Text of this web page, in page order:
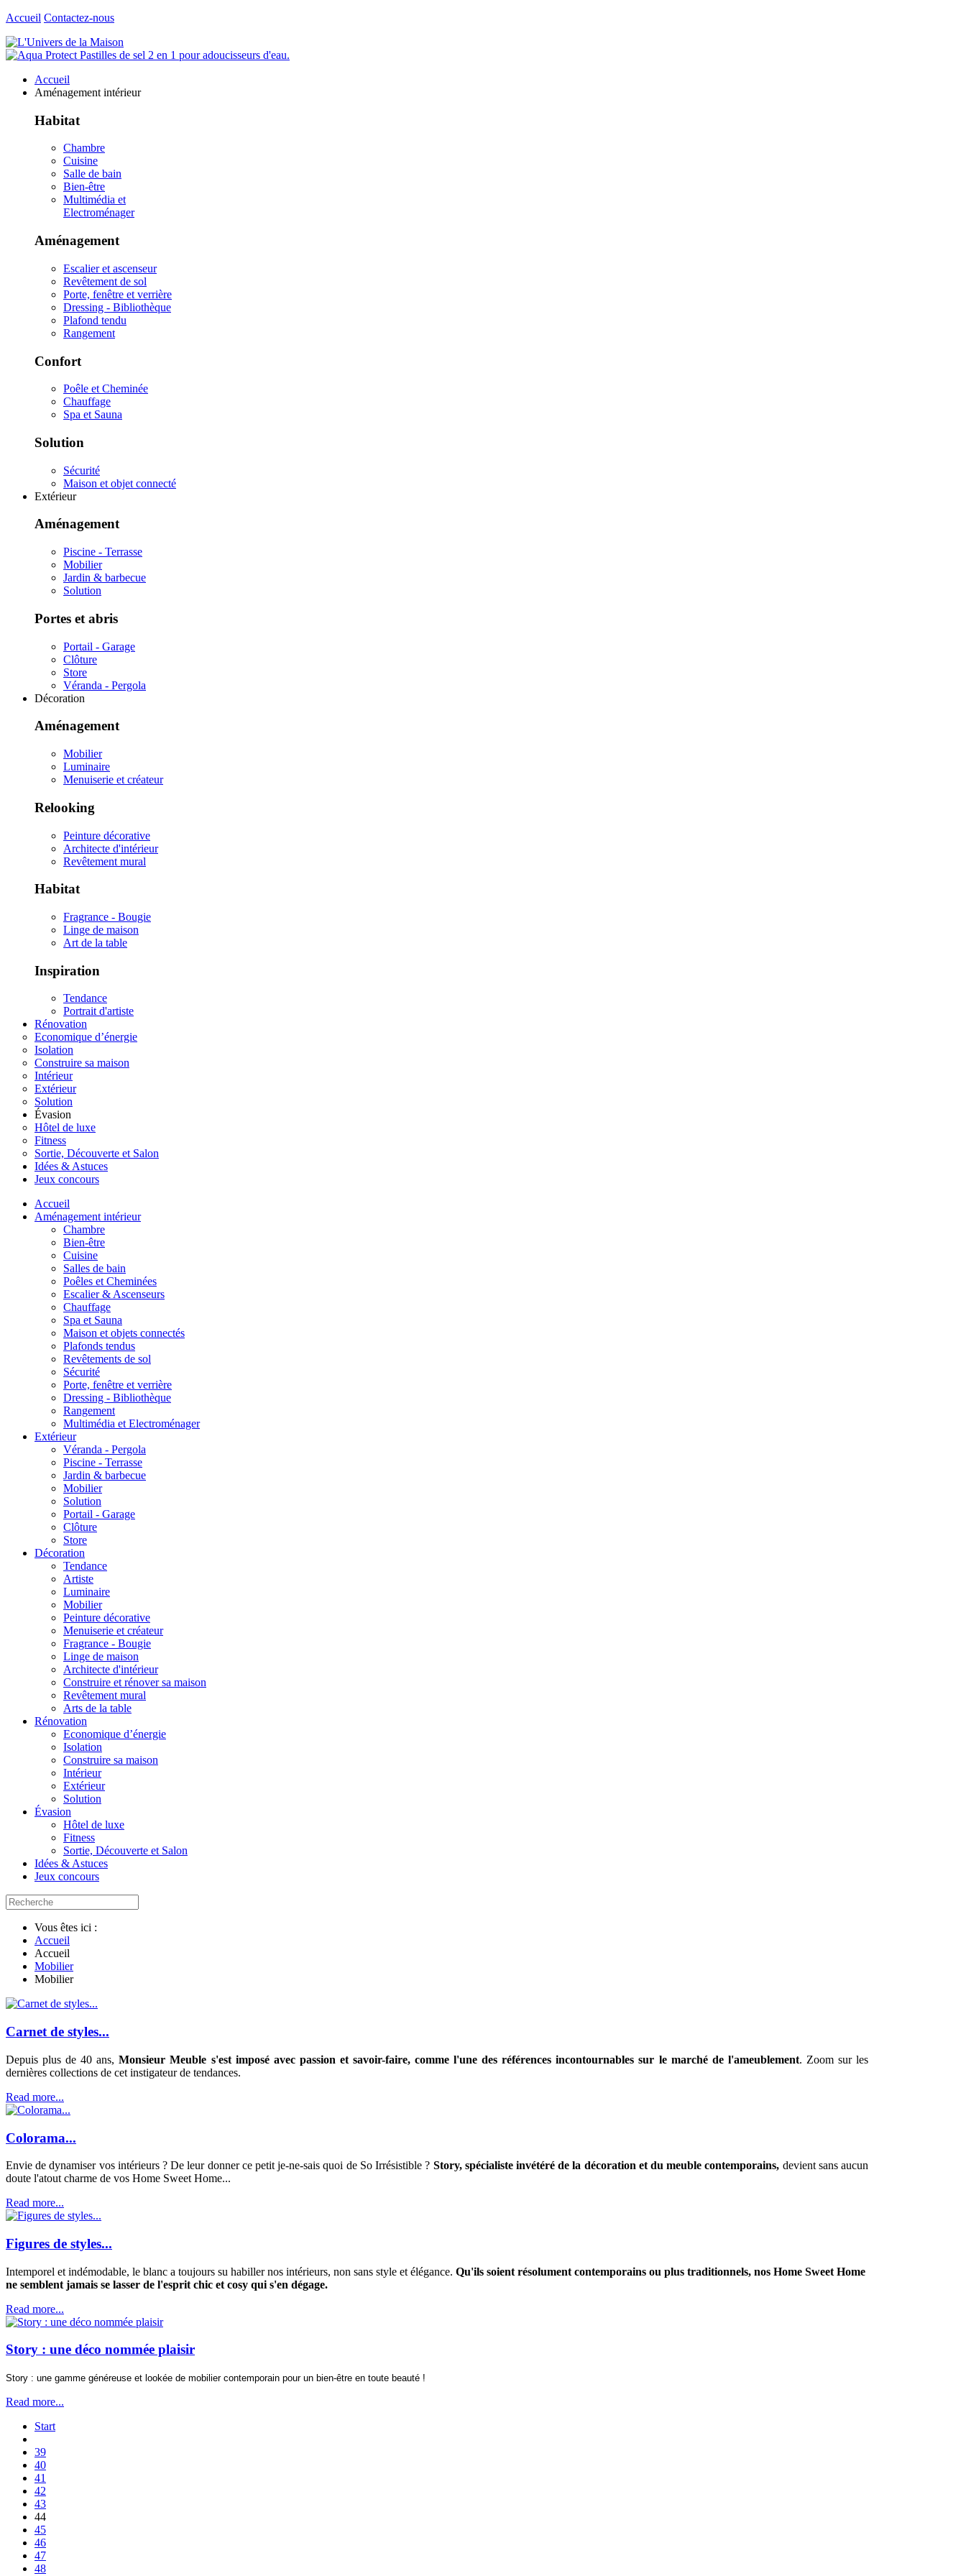
Accueil Contactez-nous
Accueil
Aménagement intérieur
Habitat
Chambre
Cuisine
Salle de bain
Bien-être
Multimédia et
Electroménager
Aménagement
Escalier et ascenseur
Revêtement de sol
Porte, fenêtre et verrière
Dressing - Bibliothèque
Plafond tendu
Rangement
Confort
Poêle et Cheminée
Chauffage
Spa et Sauna
Solution
Sécurité
Maison et objet connecté
Extérieur
Aménagement
Piscine - Terrasse
Mobilier
Jardin & barbecue
Solution
Portes et abris
Portail - Garage
Clôture
Store
Véranda - Pergola
Décoration
Aménagement
Mobilier
Luminaire
Menuiserie et créateur
Relooking
Peinture décorative
Architecte d'intérieur
Revêtement mural
Habitat
Fragrance - Bougie
Linge de maison
Art de la table
Inspiration
Tendance
Portrait d'artiste
Rénovation
Economique d’énergie
Isolation
Construire sa maison
Intérieur
Extérieur
Solution
Évasion
Hôtel de luxe
Fitness
Sortie, Découverte et Salon
Idées & Astuces
Jeux concours
Accueil
Aménagement intérieur
Chambre
Bien-être
Cuisine
Salles de bain
Poêles et Cheminées
Escalier & Ascenseurs
Chauffage
Spa et Sauna
Maison et objets connectés
Plafonds tendus
Revêtements de sol
Sécurité
Porte, fenêtre et verrière
Dressing - Bibliothèque
Rangement
Multimédia et Electroménager
Extérieur
Véranda - Pergola
Piscine - Terrasse
Jardin & barbecue
Mobilier
Solution
Portail - Garage
Clôture
Store
Décoration
Tendance
Artiste
Luminaire
Mobilier
Peinture décorative
Menuiserie et créateur
Fragrance - Bougie
Linge de maison
Architecte d'intérieur
Construire et rénover sa maison
Revêtement mural
Arts de la table
Rénovation
Economique d’énergie
Isolation
Construire sa maison
Intérieur
Extérieur
Solution
Évasion
Hôtel de luxe
Fitness
Sortie, Découverte et Salon
Idées & Astuces
Jeux concours
Vous êtes ici :
Accueil
Accueil
Mobilier
Mobilier
Carnet de styles...
Depuis plus de 40 ans,Monsieur Meuble s'est imposé avec passion et savoir-faire, comme l'une des références incontournables sur le marché de l'ameublement. Zoom sur les
dernières collections de cet instigateur de tendances.
Read more...
Colorama...
Envie de dynamiser vos intérieurs ? De leur donner ce petit je-ne-sais quoi de So Irrésistible ? Story, spécialiste invétéré de la décoration et du meuble contemporains, devient sans aucun
doute l'atout charme de vos Home Sweet Home...
Read more...
Figures de styles...
Intemporel et indémodable, le blanc a toujours su habiller nos intérieurs, non sans style et élégance. Qu'ils soient résolument contemporains ou plus traditionnels, nos Home Sweet Home
ne semblent jamais se lasser de l'esprit chic et cosy qui s'en dégage.
Read more...
Story : une déco nommée plaisir
Story : une gamme généreuse et lookée de mobilier contemporain pour un bien-être en toute beauté !
Read more...
Start
39
40
41
42
43
44
45
46
47
48